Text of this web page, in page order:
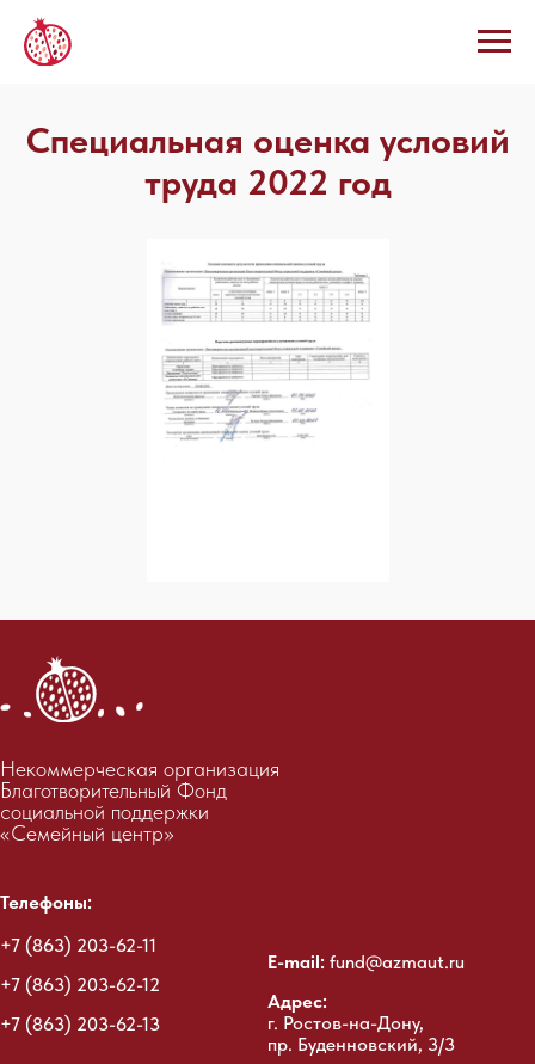
Специальная оценка условий
труда 2022 год
Некоммерческая организация
Благотворительный Фонд
социальной поддержки
«Семейный центр»
Телефоны:
+7 (863) 203-62-11
+7 (863) 203-62-12
+7 (863) 203-62-13
E-mail: fund@azmaut.ru
Адрес:
г. Ростов-на-Дону,
пр. Буденновский, 3/3